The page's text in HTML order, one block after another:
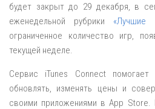
будет закрыт до 29 декабря, в
еженедельной рубрики «Лучшие
ограниченное количество игр,
текущей неделе.
Сервис iTunes Connect помогает
обновлять, изменять цены и
своими приложениями в App Store.